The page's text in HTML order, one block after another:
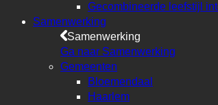
Gecombineerde leefstijl
Samenwerking
Samenwerking
Ga naar Samenwerking
Gemeenten
Bloemendaal
Haarlem